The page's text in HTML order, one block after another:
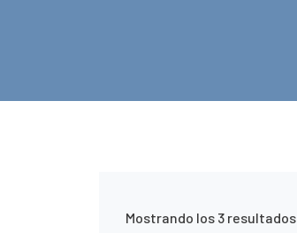
Mostrando los 3 resultados